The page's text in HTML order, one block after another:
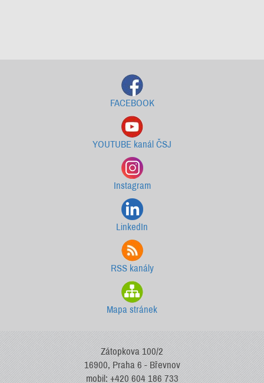
FACEBOOK
YOUTUBE kanál ČSJ
Instagram
LinkedIn
RSS kanály
Mapa stránek
Zátopkova 100/2
16900, Praha 6 - Břevnov
mobil: +420 604 186 733